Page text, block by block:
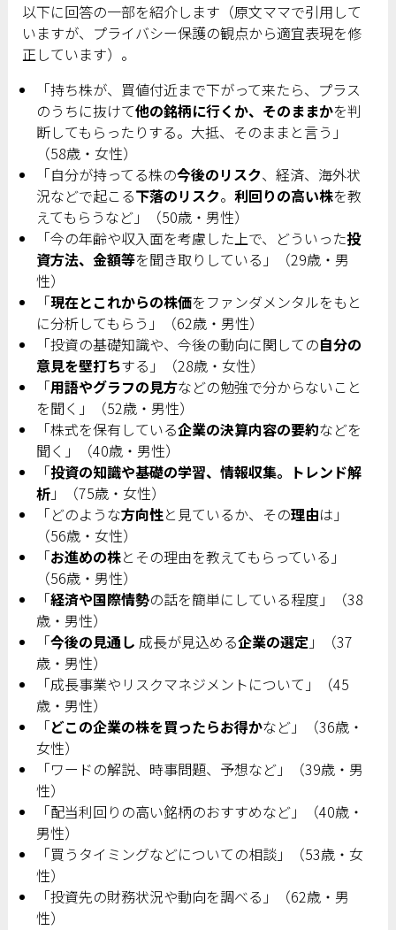
以下に回答の一部を紹介します（原文ママで引用して
いますが、プライバシー保護の観点から適宜表現を修
正しています）。
「持ち株が、買値付近まで下がって来たら、プラス
のうちに抜けて他の銘柄に行くか、そのままかを判
断してもらったりする。大抵、そのままと言う」
（58歳・女性）
「自分が持ってる株の今後のリスク、経済、海外状
況などで起こる下落のリスク。 利回りの高い株を教
えてもらうなど」（50歳・男性）
「今の年齢や収入面を考慮した上で、どういった投
資方法、金額等を聞き取りしている」（29歳・男
性）
「現在とこれからの株価をファンダメンタルをもと
に分析してもらう」（62歳・男性）
「投資の基礎知識や、今後の動向に関しての自分の
意見を壁打ちする」（28歳・女性）
「用語やグラフの見方などの勉強で分からないこと
を聞く」（52歳・男性）
「株式を保有している企業の決算内容の要約などを
聞く」（40歳・男性）
「投資の知識や基礎の学習、情報収集。トレンド解
析」（75歳・女性）
「どのような方向性と見ているか、その理由は」
（56歳・女性）
「お進めの株とその理由を教えてもらっている」
（56歳・男性）
「経済や国際情勢の話を簡単にしている程度」（38
歳・男性）
「今後の見通し 成長が見込める企業の選定」（37
歳・男性）
「成長事業やリスクマネジメントについて」（45
歳・男性）
「どこの企業の株を買ったらお得かなど」（36歳・
女性）
「ワードの解説、時事問題、予想など」（39歳・男
性）
「配当利回りの高い銘柄のおすすめなど」（40歳・
男性）
「買うタイミングなどについての相談」（53歳・女
性）
「投資先の財務状況や動向を調べる」（62歳・男
性）